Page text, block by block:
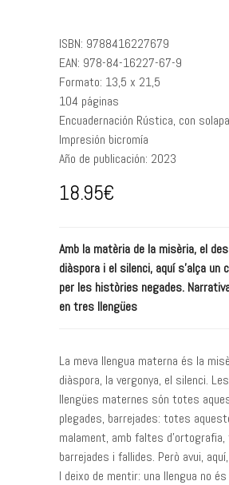
ISBN: 9788416227679
EAN: 978-84-16227-67-9
Formato: 13,5 x 21,5
104 páginas
Encuadernación Rústica, con
Impresión bicromía
Año de publicación: 2023
18.95€
Amb la matèria de la misèria, el
diàspora i el silenci, aquí s’alça un
per les històries negades.
en tres llengües
La meva llengua materna és la
diàspora, la vergonya, el silenci.
llengües maternes són totes
plegades, barrejades: totes
malament, amb faltes
barrejades i fallides. Però avui,
I deixo de mentir: una llengua no